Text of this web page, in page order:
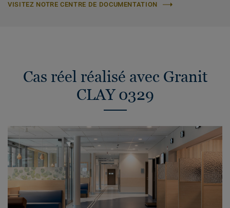
VISITEZ NOTRE CENTRE DE DOCUMENTATION
Cas réel réalisé avec Granit
CLAY 0329